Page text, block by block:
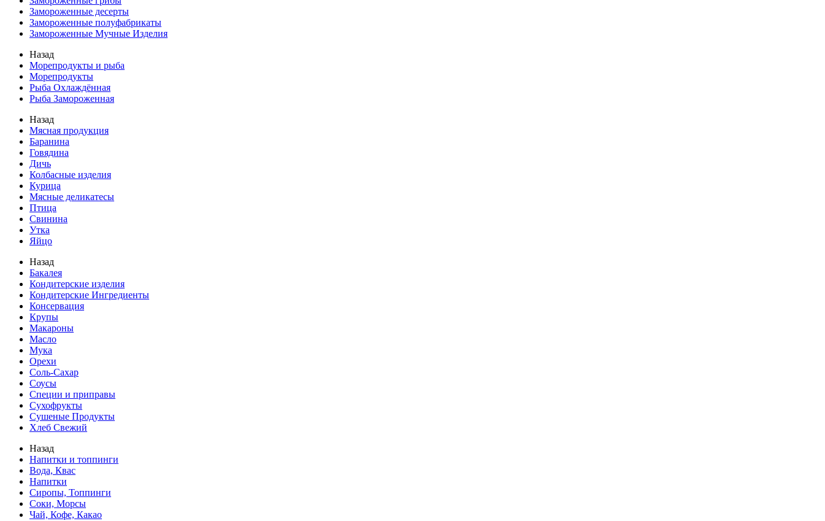
Замороженные десерты
Замороженные полуфабрикаты
Замороженные Мучные Изделия
Назад
Морепродукты и рыба
Морепродукты
Рыба Охлаждённая
Рыба Замороженная
Назад
Мясная продукция
Баранина
Говядина
Дичь
Колбасные изделия
Курица
Мясные деликатесы
Птица
Свинина
Утка
Яйцо
Назад
Бакалея
Кондитерские изделия
Кондитерские Ингредиенты
Консервация
Крупы
Макароны
Масло
Мука
Орехи
Соль-Сахар
Соусы
Специи и приправы
Сухофрукты
Сушеные Продукты
Хлеб Свежий
Назад
Напитки и топпинги
Вода, Квас
Напитки
Сиропы, Топпинги
Соки, Морсы
Чай, Кофе, Какао